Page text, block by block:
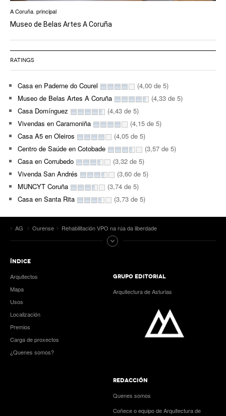
A Coruña principal
Museo de Belas Artes A Coruña
RATINGS
Casa en Paderne do Courel
(4,00 de 5)
Museo de Belas Artes A Coruña
(4,33 de 5)
Casa Domínguez
(4,43 de 5)
Vivendas en Caramoniña
(4,15 de 5)
Casa A5 en Oleiros
(4,05 de 5)
Centro de Saúde en Cotobade
(3,57 de 5)
Casa en Corrubedo
(3,32 de 5)
Vivenda San Andrés
(3,60 de 5)
MUNCYT Coruña
(3,74 de 5)
Casa en Santa Rita
(3,73 de 5)
AG Ourense Rehabilitación VPO na rúa da liberdade
ÍNDICE
Arquitectos
Mapa
Usos
Localización
Premios
Carga de proxectos
¿Quenes somos?
GRUPO EDITORIAL
Arquitectura de Asturias
REDACCIÓN
Quenes somos
Coñece o equipo de Arquitectura de